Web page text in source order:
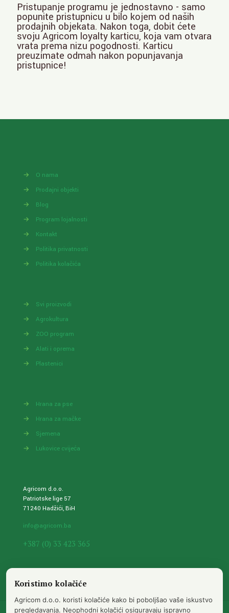
Pristupanje programu je jednostavno - samo
popunite pristupnicu u bilo kojem od naših
prodajnih objekata. Nakon toga, dobit ćete
svoju Agricom loyalty karticu, koja vam otvara
vrata prema nizu pogodnosti. Karticu
preuzimate odmah nakon popunjavanja
pristupnice!
→
O nama
→
Prodajni objekti
→
Blog
→
Program lojalnosti
→
Kontakt
→
Politika privatnosti
→
Politika kolačića
→
Svi proizvodi
→
Agrokultura
→
ZOO program
→
Alati i oprema
→
Plastenici
→
Hrana za pse
→
Hrana za mačke
→
Sjemena
→
Lukovice cvijeća
Agricom d.o.o.
Patriotske lige 57
71240 Hadžići, BiH
info@agricom.ba
+387 (0) 33 423 365
Koristimo kolačiće
Agricom d.o.o. koristi kolačiće kako bi poboljšao vaše iskustvo
pregledavanja. Neophodni kolačići osiguravaju ispravno